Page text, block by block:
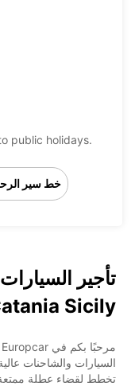
public holidays.
خط سير
تأجير
Sicily
السيارات والشاحنات
تخطط لقضاء عطلة